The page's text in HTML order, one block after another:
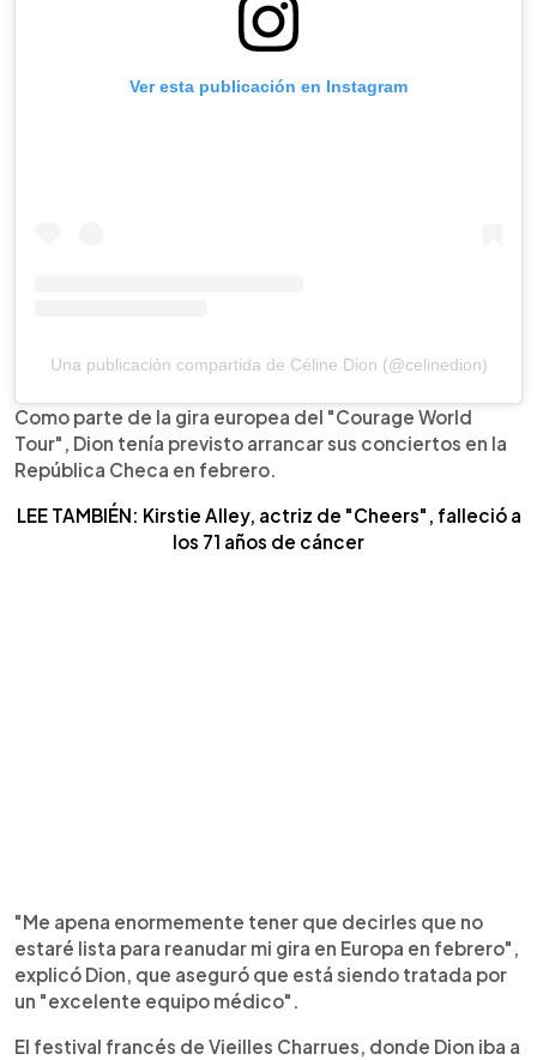
Ver esta publicación en Instagram
Una publicación compartida de Céline Dion (@celinedion)
Como parte de la gira europea del "Courage World
Tour", Dion tenía previsto arrancar sus conciertos en la
República Checa en febrero.
LEE TAMBIÉN: Kirstie Alley, actriz de "Cheers", falleció a
los 71 años de cáncer
"Me apena enormemente tener que decirles que no
estaré lista para reanudar mi gira en Europa en febrero",
explicó Dion, que aseguró que está siendo tratada por
un "excelente equipo médico".
El festival francés de Vieilles Charrues, donde Dion iba a